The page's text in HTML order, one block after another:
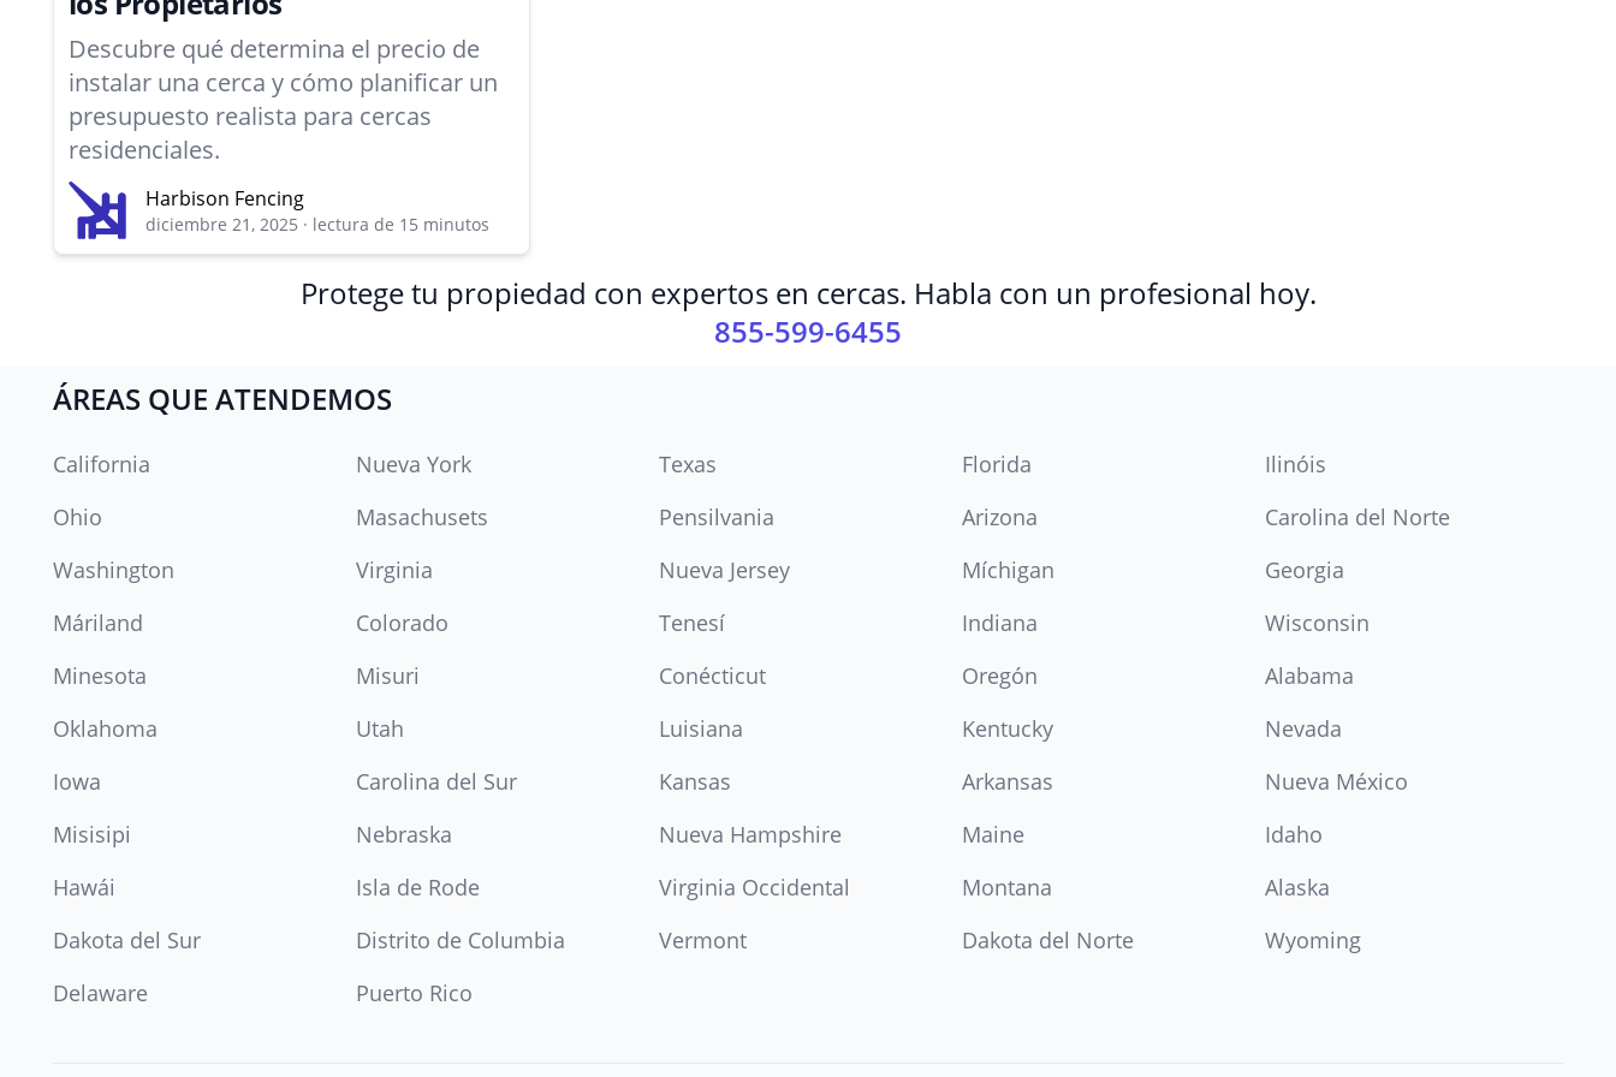
Descubre qué determina el precio de
instalar una cerca y cómo planificar un
presupuesto realista para cercas
residenciales.
Harbison Fencing
diciembre 21, 2025 · lectura de 15 minutos
Protege tu propiedad con expertos en cercas. Habla con un profesional hoy.
855-599-6455
ÁREAS QUE ATENDEMOS
California Nueva York Texas Florida
Ilinóis
Ohio
Masachusets Pensilvania Arizona
Carolina del Norte
Washington
Virginia Nueva Jersey Míchigan
Georgia
Máriland
Colorado Tenesí Indiana
Wisconsin
Minesota
Misuri Conécticut Oregón
Alabama
Oklahoma
Utah Luisiana Kentucky
Nevada
Iowa
Carolina del Sur Kansas Arkansas
Nueva México
Misisipi
Nebraska Nueva Hampshire Maine
Idaho
Hawái
Isla de Rode Virginia Occidental Montana
Alaska
Dakota del Sur
Distrito de Columbia Vermont Dakota del Norte
Wyoming
Delaware
Puerto Rico